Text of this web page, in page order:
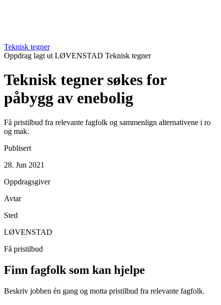
Teknisk tegner
Oppdrag lagt ut LØVENSTAD Teknisk tegner
Teknisk tegner søkes for
påbygg av enebolig
Få pristilbud fra relevante fagfolk og sammenlign alternativene i ro
og mak.
Publisert
28. Jun 2021
Oppdragsgiver
Avtar
Sted
LØVENSTAD
Få pristilbud
Finn fagfolk som kan hjelpe
Beskriv jobben én gang og motta pristilbud fra relevante fagfolk.